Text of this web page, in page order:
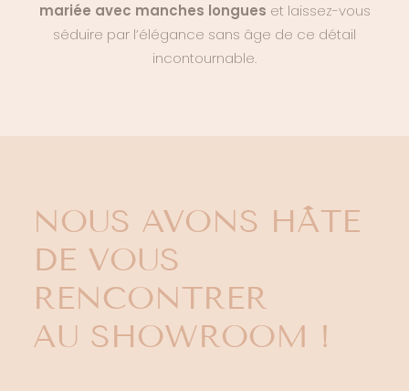
mariée avec manches longues et laissez-vous
séduire par l’élégance sans âge de ce détail
incontournable.
NOUS AVONS HÂTE
DE VOUS
RENCONTRER
AU SHOWROOM !